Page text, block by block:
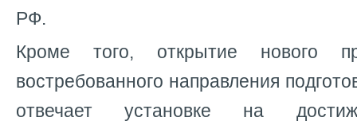
РФ.
Кроме того, открытие нового
востребованного направления
отвечает установке на